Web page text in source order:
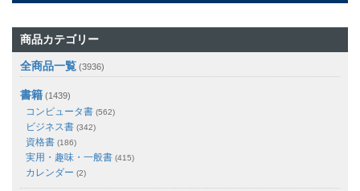
商品カテゴリー
全商品一覧 (3936)
書籍 (1439)
コンピュータ書 (562)
ビジネス書 (342)
資格書 (186)
実用・趣味・一般書 (415)
カレンダー (2)